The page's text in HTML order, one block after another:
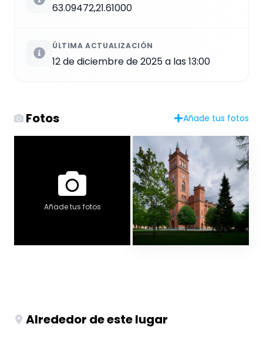
63.09472,21.61000
ÚLTIMA ACTUALIZACIÓN
12 de diciembre de 2025 a las 13:00
Fotos Añade tus fotos
Añade tus fotos
Alrededor de este lugar